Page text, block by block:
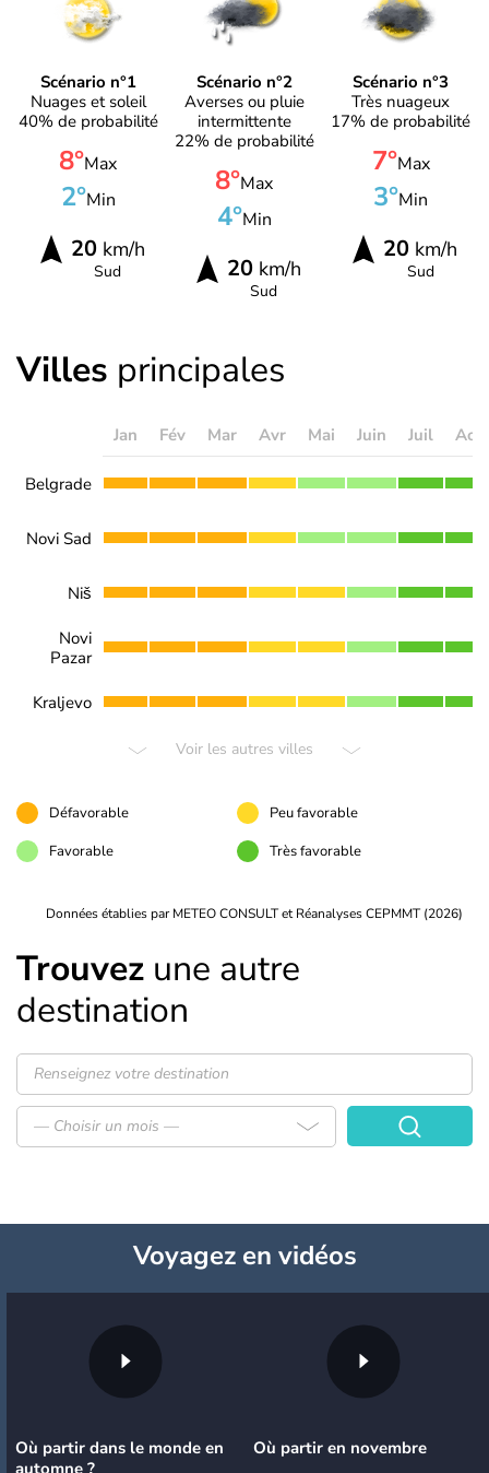
Scénario n°1
Nuages et soleil
40% de probabilité
8°Max
2°Min
20km/h
Sud
Scénario n°2
Averses ou pluie
intermittente
22% de probabilité
8°Max
4°Min
20km/h
Sud
Scénario n°3
Très nuageux
17% de probabilité
7°Max
3°Min
20 km/h
Sud
Villes principales
Jan Fév Mar Avr Mai Juin Juil
Belgrade
Novi Sad
Niš
Novi
Pazar
Kraljevo
Voir les autres villes
Défavorable
Peu favorable
Favorable
Très favorable
Données établies par METEO CONSULT et Réanalyses CEPMMT (2026)
Trouvez une autre
destination
— Choisir un mois —
Voyagezen vidéos
Où partir dans le monde en
Où partir en novembre